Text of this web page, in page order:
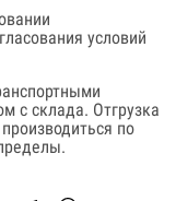
условий
с склада. Отгрузка
по